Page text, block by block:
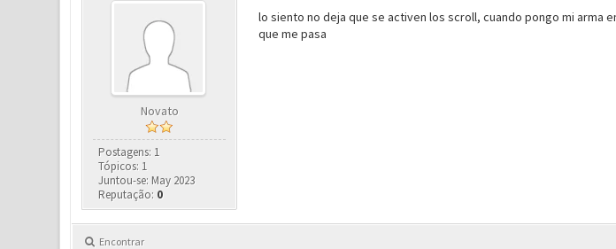
Novato
Postagens: 1
Tópicos: 1
Juntou-se: May 2023
Reputação: 0
lo siento no deja que se activen los scroll, cuando pongo mi arma
que me pasa
Encontrar